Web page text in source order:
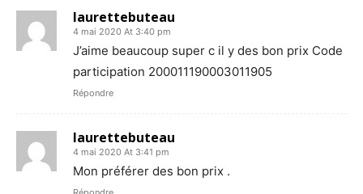
laurettebuteau
4 mai 2020 At 3:40 pm
J’aime beaucoup super c il y des bon prix Code
participation 200011190003011905
Répondre
laurettebuteau
4 mai 2020 At 3:41 pm
Mon préférer des bon prix .